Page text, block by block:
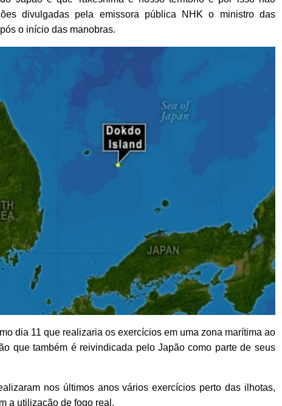
divulgadas pela emissora pública NHK o ministro das
o início das manobras.
dia 11 que realizaria os exercícios em uma zona marítima ao
que também é reivindicada pelo Japão como parte de seus
nos últimos anos vários exercícios perto das ilhotas,
a utilização de fogo real.